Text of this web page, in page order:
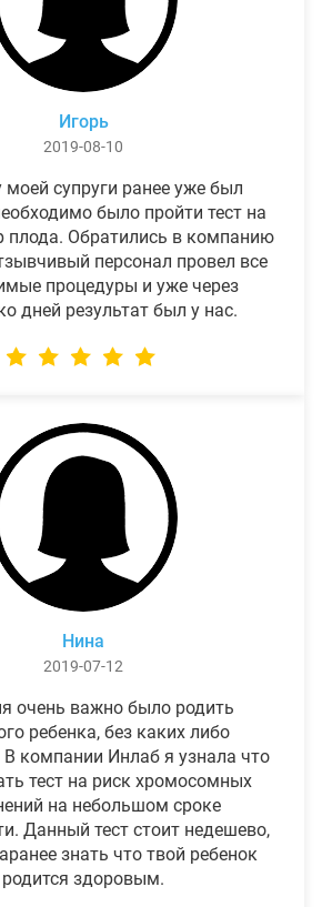
Игорь
2019-08-10
моей супруги ранее уже был
было пройти тест на
плода. Обратились в компанию
персонал провел все
процедуры и уже через
дней результат был у нас.
Нина
2019-07-12
очень важно было родить
ребенка, без каких либо
В компании Инлаб я узнала что
тест на риск хромосомных
на небольшом сроке
Данный тест стоит недешево,
знать что твой ребенок
родится здоровым.